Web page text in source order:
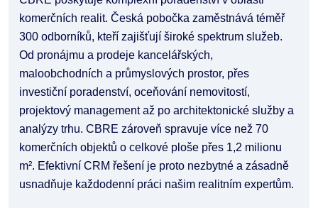
komerčních realit. Česká pobočka zaměstnává téměř
300 odborníků, kteří zajišťují široké spektrum služeb.
Od pronájmu a prodeje kancelářských,
maloobchodních a průmyslových prostor, přes
investiční poradenství, oceňování nemovitostí,
projektový management až po architektonické služby a
analýzy trhu. CBRE zároveň spravuje více než 70
komerčních objektů o celkové ploše přes 1,2 milionu
m². Efektivní CRM řešení je proto nezbytné a zásadně
usnadňuje každodenní práci našim realitním expertům.